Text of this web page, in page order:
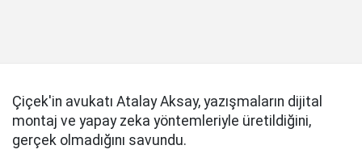
Çiçek'in avukatı Atalay Aksay, yazışmaların dijital
montaj ve yapay zeka yöntemleriyle üretildiğini,
gerçek olmadığını savundu.